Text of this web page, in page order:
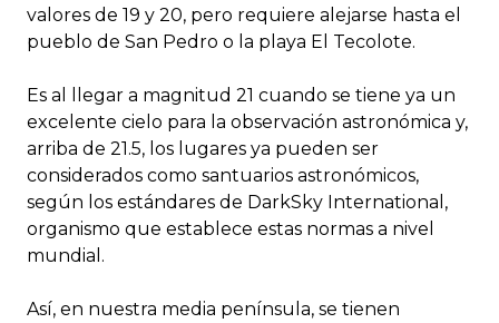
valores de 19 y 20, pero requiere alejarse hasta el
pueblo de San Pedro o la playa El Tecolote.
Es al llegar a magnitud 21 cuando se tiene ya un
excelente cielo para la observación astronómica y,
arriba de 21.5, los lugares ya pueden ser
considerados como santuarios astronómicos,
según los estándares de DarkSky International,
organismo que establece estas normas a nivel
mundial.
Así, en nuestra media península, se tienen